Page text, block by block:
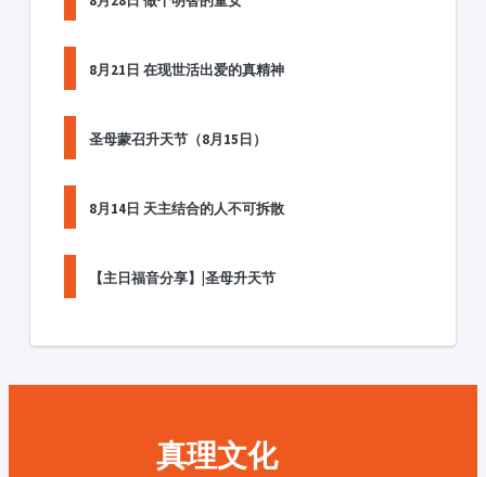
8月21日 在现世活出爱的真精神
圣母蒙召升天节（8月15日）
8月14日 天主结合的人不可拆散
【主日福音分享】|圣母升天节
真理文化